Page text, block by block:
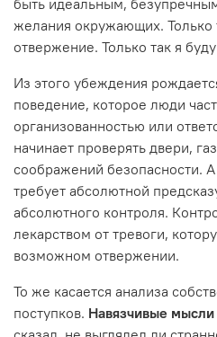
быть идеальным,
желания окружающих. Только
отвержение. Только так я
Из этого убеждения
поведение, которое люди
организованностью или
начинает проверять двери,
соображений безопасности.
требует абсолютной
абсолютного контроля.
лекарством от тревоги,
возможном отвержении.
То же касается анализа
поступков. Навязчивые мысли